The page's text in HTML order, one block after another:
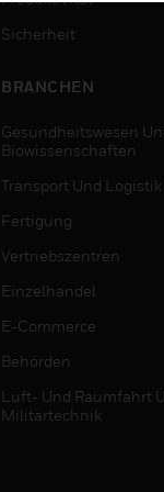
Sicherheit
BRANCHEN
Gesundheitswesen
Biowissenschaften
Transport Und Logistik
Fertigung
Vertriebszentren
Einzelhandel
E-Commerce
Behörden
Luft- Und Raumfahrt
Militärtechnik